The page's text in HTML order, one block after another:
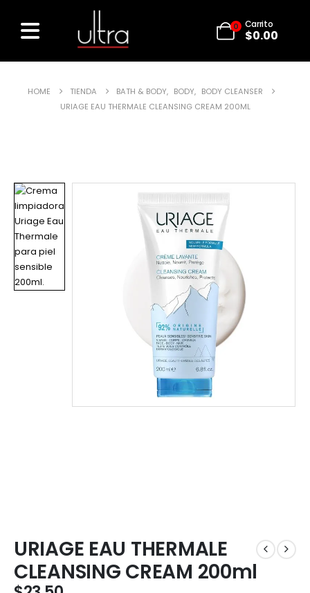
0 Carrito
$0.00
HOME TIENDA BATH & BODY, BODY, BODY CLEANSER
URIAGE EAU THERMALE CLEANSING CREAM 200ML
URIAGE EAU THERMALE
CLEANSING CREAM 200ml